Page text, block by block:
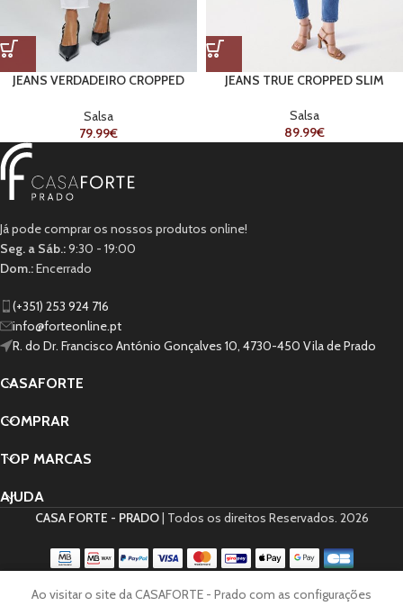
JEANS VERDADEIRO CROPPED
Salsa
79.99€
JEANS TRUE CROPPED SLIM
Salsa
89.99€
Já pode comprar os nossos produtos online!
Seg. a Sáb.:9:30 - 19:00
Dom.:Encerrado
(+351) 253 924 716
info@forteonline.pt
R. do Dr. Francisco António Gonçalves 10, 4730-450 Vila de Prado
CASAFORTE
COMPRAR
TOP MARCAS
AJUDA
CASA FORTE - PRADO| Todos os direitos Reservados. 2026
Ao visitar o site da CASAFORTE - Prado com as configurações